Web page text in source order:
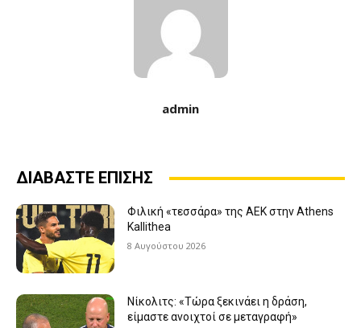
admin
ΔΙΑΒΑΣΤΕ ΕΠΙΣΗΣ
Φιλική «τεσσάρα» της ΑΕΚ στην Athens
Kallithea
8 Αυγούστου 2026
Νίκολιτς: «Τώρα ξεκινάει η δράση,
είμαστε ανοιχτοί σε μεταγραφή»